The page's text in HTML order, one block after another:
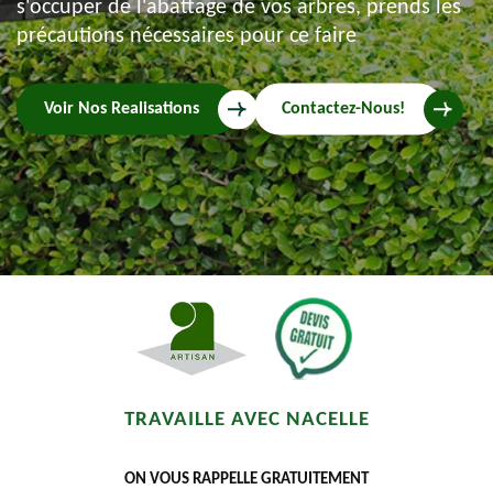
s'occuper de l'abattage de vos arbres, prends les
précautions nécessaires pour ce faire
Voir Nos Realisations Contactez-Nous!
TRAVAILLE AVEC NACELLE
ON VOUS RAPPELLE GRATUITEMENT